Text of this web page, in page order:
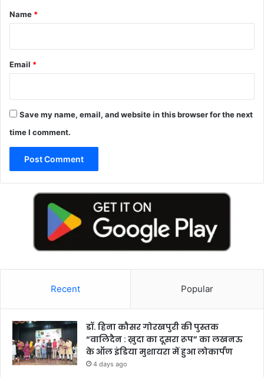
*
Name *
Email *
Save my name, email, and website in this browser for the next
time I comment.
Recent Popular
डॉ. हिना कौसर गोरखपुरी की पुस्तक
“वालिदैन : ख़ुदा का दूसरा रूप” का लखनऊ
के ऑल इंडिया मुशायरा में हुआ लोकार्पण
4 days ago